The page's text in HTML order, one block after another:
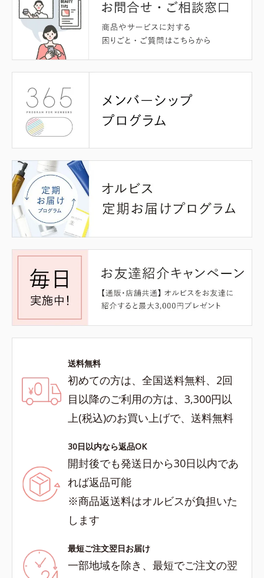
送料無料
初めての方は、全国送料無料、2回
目以降のご利用の方は、3,300円以
上(税込)のお買い上げで、送料無料
30日以内なら返品OK
開封後でも発送日から30日以内であ
れば返品可能
※商品返送料はオルビスが負担いた
します
最短ご注文翌日お届け
一部地域を除き、最短でご注文の翌